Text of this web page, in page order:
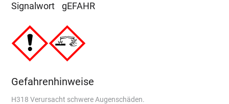
Signalwort gEFAHR
Gefahrenhinweise
H318 Verursacht schwere Augenschäden.